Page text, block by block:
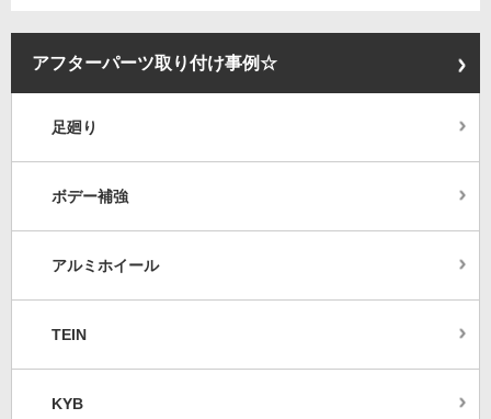
アフターパーツ取り付け事例☆
足廻り
ボデー補強
アルミホイール
TEIN
KYB